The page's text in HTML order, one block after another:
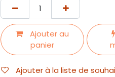
Ajouter au
panier
Ajouter à la liste de